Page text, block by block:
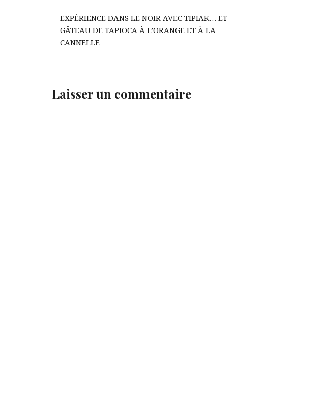
Navigation
de
l’article
EXPÉRIENCE DANS LE NOIR AVEC TIPIAK… ET
GÂTEAU DE TAPIOCA À L’ORANGE ET À LA
CANNELLE
Laisser un commentaire